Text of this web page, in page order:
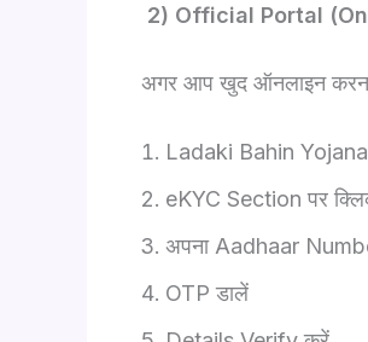
2) Official Portal
अगर आप खुद ऑनलाइन करना
Ladaki Bahin Yojana
eKYC Section पर
अपना Aadhaar
OTP डालें